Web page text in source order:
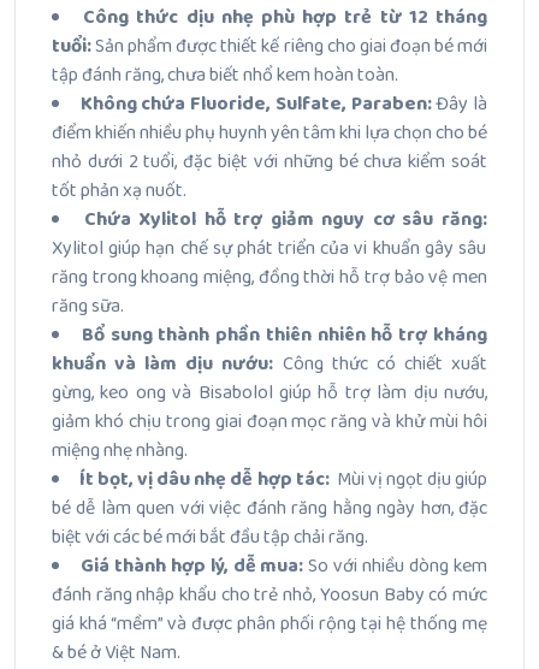
Công thức dịu nhẹ phù hợp trẻ từ 12 tháng
tuổi:Sản phẩm được thiết kế riêng cho giai đoạn bé mới
tập đánh răng, chưa biết nhổ kem hoàn toàn.
Không chứa Fluoride, Sulfate, Paraben:Đây là
điểm khiến nhiều phụ huynh yên tâm khi lựa chọn cho bé
nhỏ dưới 2 tuổi, đặc biệt với những bé chưa kiểm soát
tốt phản xạ nuốt.
Chứa Xylitol hỗ trợ giảm nguy cơ sâu răng:
Xylitol giúp hạn chế sự phát triển của vi khuẩn gây sâu
răng trong khoang miệng, đồng thời hỗ trợ bảo vệ men
răng sữa.
Bổ sung thành phần thiên nhiên hỗ trợ kháng
khuẩn và làm dịu nướu: Công thức có chiết xuất
gừng, keo ong và Bisabolol giúp hỗ trợ làm dịu nướu,
giảm khó chịu trong giai đoạn mọc răng và khử mùi hôi
miệng nhẹ nhàng.
Ít bọt, vị dâu nhẹ dễ hợp tác: Mùi vị ngọt dịu giúp
bé dễ làm quen với việc đánh răng hằng ngày hơn, đặc
biệt với các bé mới bắt đầu tập chải răng.
Giá thành hợp lý, dễ mua:So với nhiều dòng kem
đánh răng nhập khẩu cho trẻ nhỏ, Yoosun Baby có mức
giá khá “mềm” và được phân phối rộng tại hệ thống mẹ
& bé ở Việt Nam.